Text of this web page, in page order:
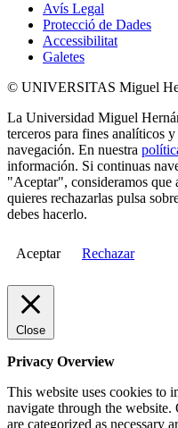
Avís Legal
Protecció de Dades
Accessibilitat
Galetes
© UNIVERSITAS Miguel
La Universidad Miguel
terceros para fines analíticos
navegación. En nuestra
información. Si continuas
"Aceptar", consideramos que
quieres rechazarlas pulsa
debes hacerlo.
Aceptar Rechazar
Close
Privacy Overview
This website uses cookies to
navigate through the website.
are categorized as necessary